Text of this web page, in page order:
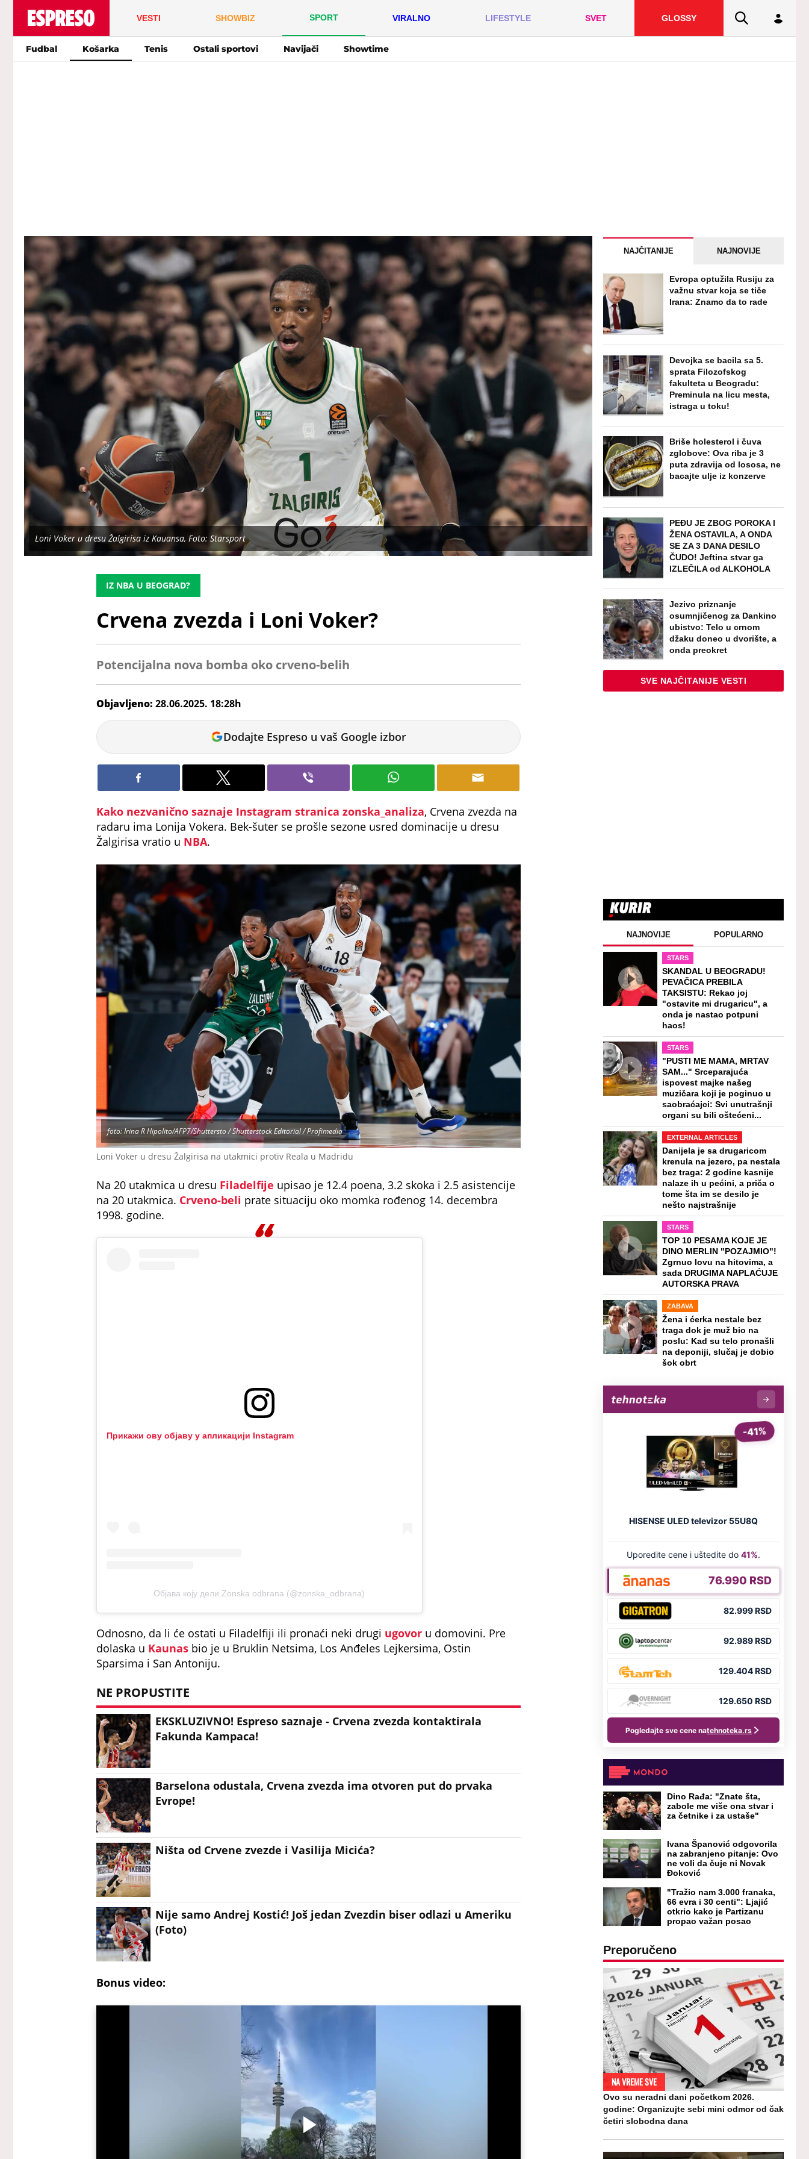
VESTI SHOWBIZ SPORT VIRALNO LIFESTYLE SVET GLOSSY
Fudbal Košarka Tenis Ostali sportovi Navijači Showtime
Loni Voker u dresu Žalgirisa iz Kauansa, Foto: Starsport
IZ NBA U BEOGRAD?
Crvena zvezda i Loni Voker?
Potencijalna nova bomba oko crveno-belih
Objavljeno: 28.06.2025. 18:28h
Veljko
Petrovic
Dodajte Espreso u vaš Google izbor
Kako nezvanično saznaje Instagram stranica zonska_analiza, Crvena zvezda na
radaru ima Lonija Vokera. Bek-šuter se prošle sezone usred dominacije u dresu
Žalgirisa vratio u NBA.
Loni Voker u dresu Žalgirisa na utakmici protiv Reala u Madridu
foto: Irina R Hipolito/AFP7/Shuttersto / Shutterstock Editorial / Profimedia
Na 20 utakmica u dresu Filadelfije upisao je 12.4 poena, 3.2 skoka i 2.5 asistencije
na 20 utakmica. Crveno-beli prate situaciju oko momka rođenog 14. decembra
1998. godine.
Прикажи ову објаву у апликацији Instagram
Објава коју дели Zonska odbrana (@zonska_odbrana)
Odnosno, da li će ostati u Filadelfiji ili pronaći neki drugi ugovoru domovini. Pre
dolaska u Kaunasbio je u Bruklin Netsima, Los Anđeles Lejkersima, Ostin
Sparsima i San Antoniju.
NE PROPUSTITE
EKSKLUZIVNO! Espreso saznaje - Crvena zvezda kontaktirala
Fakunda Kampaca!
Barselona odustala, Crvena zvezda ima otvoren put do prvaka
Evrope!
Ništa od Crvene zvezde i Vasilija Micića?
Nije samo Andrej Kostić! Još jedan Zvezdin biser odlazi u Ameriku
(Foto)
Bonus video:
NAJČITANIJE NAJNOVIJE
Evropa optužila Rusiju za
važnu stvar koja se tiče
Irana: Znamo da to rade
Devojka se bacila sa 5.
sprata Filozofskog
fakulteta u Beogradu:
Preminula na licu mesta,
istraga u toku!
Briše holesterol i čuva
zglobove: Ova riba je 3
puta zdravija od lososa, ne
bacajte ulje iz konzerve
PEĐU JE ZBOG POROKA I
ŽENA OSTAVILA, A ONDA
SE ZA 3 DANA DESILO
ČUDO! Jeftina stvar ga
IZLEČILA od ALKOHOLA
Jezivo priznanje
osumnjičenog za Dankino
ubistvo: Telo u crnom
džaku doneo u dvorište, a
onda preokret
SVE NAJČITANIJE VESTI
NAJNOVIJE POPULARNO
STARS
SKANDAL U BEOGRADU!
PEVAČICA PREBILA
TAKSISTU: Rekao joj
"ostavite mi drugaricu", a
onda je nastao potpuni
haos!
STARS
"PUSTI ME MAMA, MRTAV
SAM..." Srceparajuća
ispovest majke našeg
muzičara koji je poginuo u
saobraćajci: Svi unutrašnji
organi su bili oštećeni...
EXTERNAL ARTICLES
Danijela je sa drugaricom
krenula na jezero, pa nestala
bez traga: 2 godine kasnije
nalaze ih u pećini, a priča o
tome šta im se desilo je
nešto najstrašnije
STARS
TOP 10 PESAMA KOJE JE
DINO MERLIN "POZAJMIO"!
Zgrnuo lovu na hitovima, a
sada DRUGIMA NAPLAĆUJE
AUTORSKA PRAVA
ZABAVA
Žena i ćerka nestale bez
traga dok je muž bio na
poslu: Kad su telo pronašli
na deponiji, slučaj je dobio
šok obrt
Dino Rađa: "Znate šta,
zabole me više ona stvar i
za četnike i za ustaše"
Ivana Španović odgovorila
na zabranjeno pitanje: Ovo
ne voli da čuje ni Novak
Đoković
"Tražio nam 3.000 franaka,
66 evra i 30 centi": Ljajić
otkrio kako je Partizanu
propao važan posao
Preporučeno
NA VREME SVE
Ovo su neradni dani početkom 2026.
godine: Organizujte sebi mini odmor od čak
četiri slobodna dana